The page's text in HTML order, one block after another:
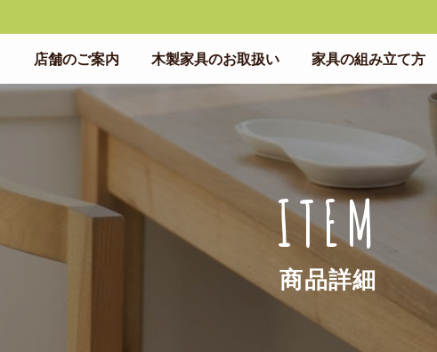
ITEM
商品詳細
店舗のご案内 木製家具のお取扱い 家具の組み立て方